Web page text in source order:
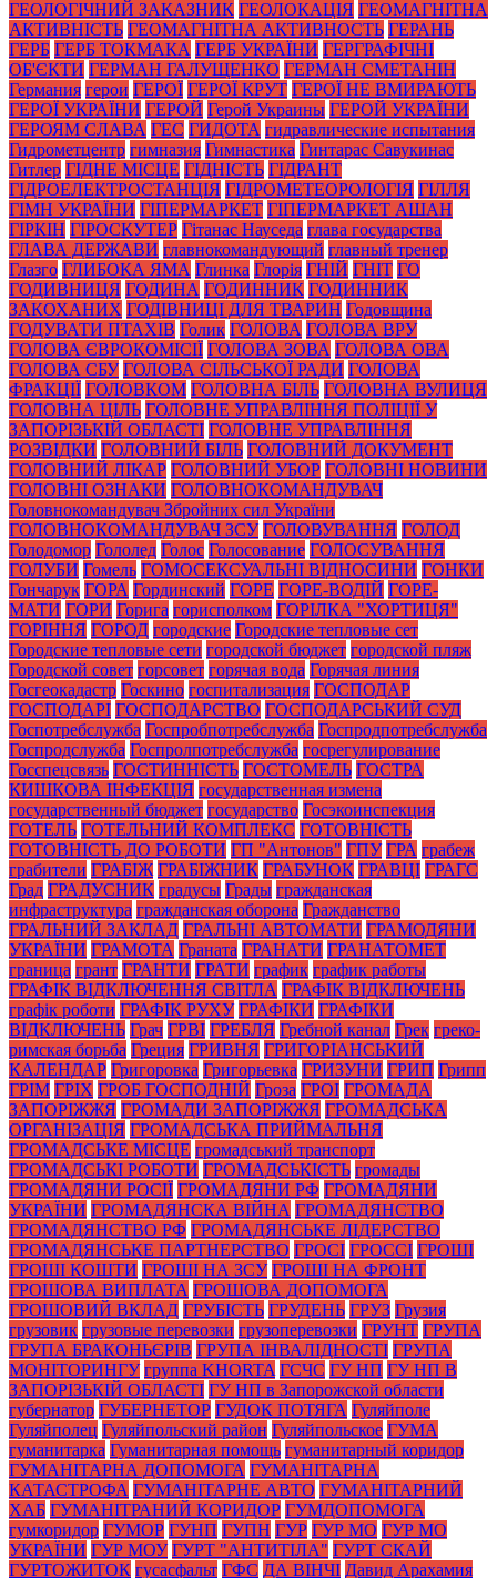
ГЕОЛОГІЧНИЙ ЗАКАЗНИК ГЕОЛОКАЦІЯ ГЕОМАГНІТНА
АКТИВНІСТЬ ГЕОМАГНІТНА АКТИВНОСТЬ ГЕРАНЬ
ГЕРБ ГЕРБ ТОКМАКА ГЕРБ УКРАЇНИ ГЕРГРАФІЧНІ
ОБ'ЄКТИ ГЕРМАН ГАЛУЩЕНКО ГЕРМАН СМЕТАНІН
Германия герои ГЕРОЇ ГЕРОЇ КРУТ ГЕРОЇ НЕ ВМИРАЮТЬ
ГЕРОЇ УКРАЇНИ ГЕРОЙ Герой Украины ГЕРОЙ УКРАЇНИ
ГЕРОЯМ СЛАВА ГЕС ГИДОТА гидравлические испытания
Гидрометцентр гимназия Гимнастика Гинтарас Савукинас
Гитлер ГІДНЕ МІСЦЕ ГІДНІСТЬ ГІДРАНТ
ГІДРОЕЛЕКТРОСТАНЦІЯ ГІДРОМЕТЕОРОЛОГІЯ ГІЛЛЯ
ГІМН УКРАЇНИ ГІПЕРМАРКЕТ ГІПЕРМАРКЕТ АШАН
ГІРКІН ГІРОСКУТЕР Гітанас Науседа глава государства
ГЛАВА ДЕРЖАВИ главнокомандующий главный тренер
Глазго ГЛИБОКА ЯМА Глинка Глорія ГНІЙ ГНІТ ГО
ГОДИВНИЦЯ ГОДИНА ГОДИННИК ГОДИННИК
ЗАКОХАНИХ ГОДІВНИЦІ ДЛЯ ТВАРИН Годовщина
ГОДУВАТИ ПТАХІВ Голик ГОЛОВА ГОЛОВА ВРУ
ГОЛОВА ЄВРОКОМІСІЇ ГОЛОВА ЗОВА ГОЛОВА ОВА
ГОЛОВА СБУ ГОЛОВА СІЛЬСЬКОЇ РАДИ ГОЛОВА
ФРАКЦІЇ ГОЛОВКОМ ГОЛОВНА БІЛЬ ГОЛОВНА ВУЛИЦЯ
ГОЛОВНА ЦІЛЬ ГОЛОВНЕ УПРАВЛІННЯ ПОЛІЦІЇ У
ЗАПОРІЗЬКІЙ ОБЛАСТІ ГОЛОВНЕ УПРАВЛІННЯ
РОЗВІДКИ ГОЛОВНИЙ БІЛЬ ГОЛОВНИЙ ДОКУМЕНТ
ГОЛОВНИЙ ЛІКАР ГОЛОВНИЙ УБОР ГОЛОВНІ НОВИНИ
ГОЛОВНІ ОЗНАКИ ГОЛОВНОКОМАНДУВАЧ
Головнокомандувач Збройних сил України
ГОЛОВНОКОМАНДУВАЧ ЗСУ ГОЛОВУВАННЯ ГОЛОД
Голодомор Гололед Голос Голосование ГОЛОСУВАННЯ
ГОЛУБИ Гомель ГОМОСЕКСУАЛЬНІ ВІДНОСИНИ ГОНКИ
Гончарук ГОРА Гординский ГОРЕ ГОРЕ-ВОДІЙ ГОРЕ-
МАТИ ГОРИ Горига горисполком ГОРІЛКА "ХОРТИЦЯ"
ГОРІННЯ ГОРОД городские Городские тепловые сет
Городские тепловые сети городской бюджет городской пляж
Городской совет горсовет горячая вода Горячая линия
Госгеокадастр Госкино госпитализация ГОСПОДАР
ГОСПОДАРІ ГОСПОДАРСТВО ГОСПОДАРСЬКИЙ СУД
Госпотребслужба Госпробпотребслужба Госпродпотребслужба
Госпродслужба Госпролпотребслужба госрегулирование
Госспецсвязь ГОСТИННІСТЬ ГОСТОМЕЛЬ ГОСТРА
КИШКОВА ІНФЕКЦІЯ государственная измена
государственный бюджет государство Госэкоинспекция
ГОТЕЛЬ ГОТЕЛЬНИЙ КОМПЛЕКС ГОТОВНІСТЬ
ГОТОВНІСТЬ ДО РОБОТИ ГП "Антонов" ГПУ ГРА грабеж
грабители ГРАБІЖ ГРАБІЖНИК ГРАБУНОК ГРАВЦІ ГРАГС
Град ГРАДУСНИК градусы Грады гражданская
инфраструктура гражданская оборона Гражданство
ГРАЛЬНИЙ ЗАКЛАД ГРАЛЬНІ АВТОМАТИ ГРАМОДЯНИ
УКРАЇНИ ГРАМОТА Граната ГРАНАТИ ГРАНАТОМЕТ
граница грант ГРАНТИ ГРАТИ график график работы
ГРАФІК ВІДКЛЮЧЕННЯ СВІТЛА ГРАФІК ВІДКЛЮЧЕНЬ
графік роботи ГРАФІК РУХУ ГРАФІКИ ГРАФІКИ
ВІДКЛЮЧЕНЬ Грач ГРВІ ГРЕБЛЯ Гребной канал Грек греко-
римская борьба Греция ГРИВНЯ ГРИГОРІАНСЬКИЙ
КАЛЕНДАР Григоровка Григорьевка ГРИЗУНИ ГРИП Грипп
ГРІМ ГРІХ ГРОБ ГОСПОДНІЙ Гроза ГРОІ ГРОМАДА
ЗАПОРІЖЖЯ ГРОМАДИ ЗАПОРІЖЖЯ ГРОМАДСЬКА
ОРГАНІЗАЦІЯ ГРОМАДСЬКА ПРИЙМАЛЬНЯ
ГРОМАДСЬКЕ МІСЦЕ громадський транспорт
ГРОМАДСЬКІ РОБОТИ ГРОМАДСЬКІСТЬ громады
ГРОМАДЯНИ РОСІЇ ГРОМАДЯНИ РФ ГРОМАДЯНИ
УКРАЇНИ ГРОМАДЯНСКА ВІЙНА ГРОМАДЯНСТВО
ГРОМАДЯНСТВО РФ ГРОМАДЯНСЬКЕ ЛІДЕРСТВО
ГРОМАДЯНСЬКЕ ПАРТНЕРСТВО ГРОСІ ГРОССІ ГРОШІ
ГРОШІ КОШТИ ГРОШІ НА ЗСУ ГРОШІ НА ФРОНТ
ГРОШОВА ВИПЛАТА ГРОШОВА ДОПОМОГА
ГРОШОВИЙ ВКЛАД ГРУБІСТЬ ГРУДЕНЬ ГРУЗ Грузия
грузовик грузовые перевозки грузоперевозки ГРУНТ ГРУПА
ГРУПА БРАКОНЬЄРІВ ГРУПА ІНВАЛІДНОСТІ ГРУПА
МОНІТОРИНГУ группа KHORTA ГСЧС ГУ НП ГУ НП В
ЗАПОРІЗЬКІЙ ОБЛАСТІ ГУ НП в Запорожской области
губернатор ГУБЕРНЕТОР ГУДОК ПОТЯГА Гуляйполе
Гуляйполец Гуляйпольский район Гуляйпольское ГУМА
гуманитарка Гуманитарная помощь гуманитарный коридор
ГУМАНІТАРНА ДОПОМОГА ГУМАНІТАРНА
КАТАСТРОФА ГУМАНІТАРНЕ АВТО ГУМАНІТАРНИЙ
ХАБ ГУМАНІТРАНИЙ КОРИДОР ГУМДОПОМОГА
гумкоридор ГУМОР ГУНП ГУПН ГУР ГУР МО ГУР МО
УКРАЇНИ ГУР МОУ ГУРТ "АНТИТІЛА" ГУРТ СКАЙ
ГУРТОЖИТОК гусасфальт ГФС ДА ВІНЧІ Давид Арахамия